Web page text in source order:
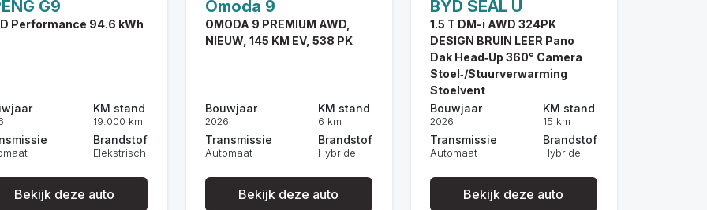
G9
Performance 94.6 kWh
KM stand
19.000 km
Brandstof
Elekstrisch
Bekijk deze auto
Omoda 9
OMODA 9 PREMIUM AWD,
NIEUW, 145 KM EV, 538 PK
Bouwjaar
2026
Transmissie
Automaat
KM stand
6 km
Brandstof
Hybride
Bekijk deze auto
BYD SEAL U
1.5 T DM-i AWD 324PK
DESIGN BRUIN LEER Pano
Dak Head‑Up 360° Camera
Stoel‑/Stuurverwarming
Stoelvent
Bouwjaar
2026
Transmissie
Automaat
KM stand
15 km
Brandstof
Hybride
Bekijk deze auto